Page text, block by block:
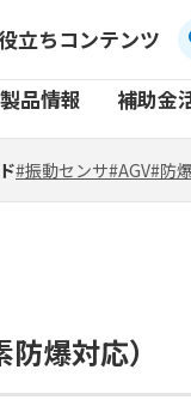
立ちコンテンツ
製品
#振動センサ#AGV#防
コーポレートサイ
製品情報 補助金
製品
#振動センサ#AGV#防
爆対応）